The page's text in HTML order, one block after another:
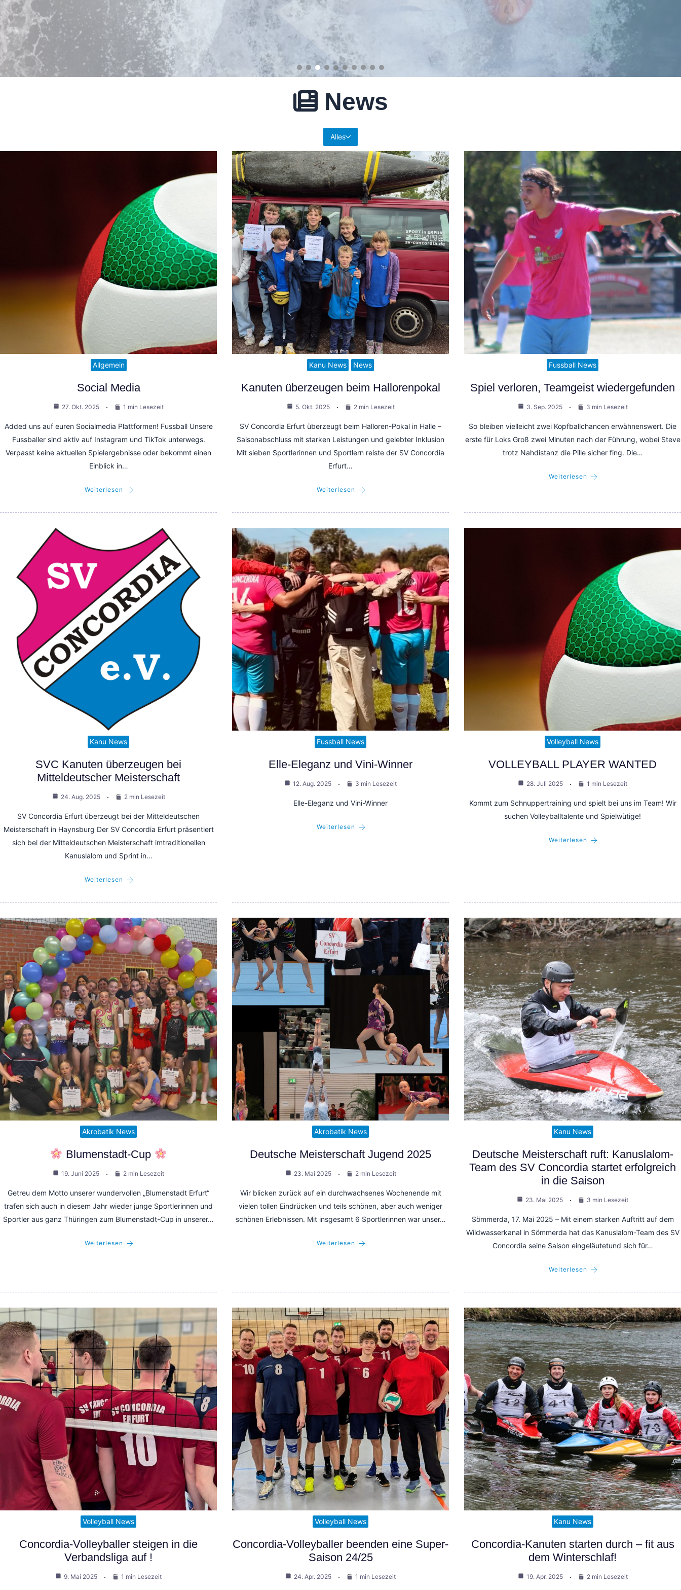
News
Alles
Allgemein
Social Media
27. Okt. 2025 1 min Lesezeit
Added uns auf euren Socialmedia Plattformen! Fussball Unsere
Fussballer sind aktiv auf Instagram und TikTok unterwegs.
Verpasst keine aktuellen Spielergebnisse oder bekommt einen
Einblick in…
Weiterlesen
Kanu News News
Kanuten überzeugen beim Hallorenpokal
5. Okt. 2025 2 min Lesezeit
SV Concordia Erfurt überzeugt beim Halloren-Pokal in Halle –
Saisonabschluss mit starken Leistungen und gelebter Inklusion
Mit sieben Sportlerinnen und Sportlern reiste der SV Concordia
Erfurt…
Weiterlesen
Fussball News
Spiel verloren, Teamgeist wiedergefunden
3. Sep. 2025 3 min Lesezeit
So bleiben vielleicht zwei Kopfballchancen erwähnenswert. Die
erste für Loks Groß zwei Minuten nach der Führung, wobei Steve
trotz Nahdistanz die Pille sicher fing. Die…
Weiterlesen
Kanu News
SVC Kanuten überzeugen bei
Mitteldeutscher Meisterschaft
24. Aug. 2025 2 min Lesezeit
SV Concordia Erfurt überzeugt bei der Mitteldeutschen
Meisterschaft in Haynsburg Der SV Concordia Erfurt präsentiert
sich bei der Mitteldeutschen Meisterschaft imtraditionellen
Kanuslalom und Sprint in…
Weiterlesen
Fussball News
Elle-Eleganz und Vini-Winner
12. Aug. 2025 3 min Lesezeit
Elle-Eleganz und Vini-Winner
Weiterlesen
Volleyball News
VOLLEYBALL PLAYER WANTED
28. Juli 2025 1 min Lesezeit
Kommt zum Schnuppertraining und spielt bei uns im Team! Wir
suchen Volleyballtalente und Spielwütige!
Weiterlesen
Akrobatik News
Blumenstadt-Cup
19. Juni 2025 2 min Lesezeit
Getreu dem Motto unserer wundervollen „Blumenstadt Erfurt“
trafen sich auch in diesem Jahr wieder junge Sportlerinnen und
Sportler aus ganz Thüringen zum Blumenstadt-Cup in unserer…
Weiterlesen
Akrobatik News
Deutsche Meisterschaft Jugend 2025
23. Mai 2025 2 min Lesezeit
Wir blicken zurück auf ein durchwachsenes Wochenende mit
vielen tollen Eindrücken und teils schönen, aber auch weniger
schönen Erlebnissen. Mit insgesamt 6 Sportlerinnen war unser…
Weiterlesen
Kanu News
Deutsche Meisterschaft ruft: Kanuslalom-
Team des SV Concordia startet erfolgreich
in die Saison
23. Mai 2025 3 min Lesezeit
Sömmerda, 17. Mai 2025 – Mit einem starken Auftritt auf dem
Wildwasserkanal in Sömmerda hat das Kanuslalom-Team des SV
Concordia seine Saison eingeläutetund sich für…
Weiterlesen
Volleyball News
Concordia-Volleyballer steigen in die
Verbandsliga auf !
9. Mai 2025 1 min Lesezeit
Volleyball News
Concordia-Volleyballer beenden eine Super-
Saison 24/25
24. Apr. 2025 1 min Lesezeit
Kanu News
Concordia-Kanuten starten durch – fit aus
dem Winterschlaf!
19. Apr. 2025 2 min Lesezeit